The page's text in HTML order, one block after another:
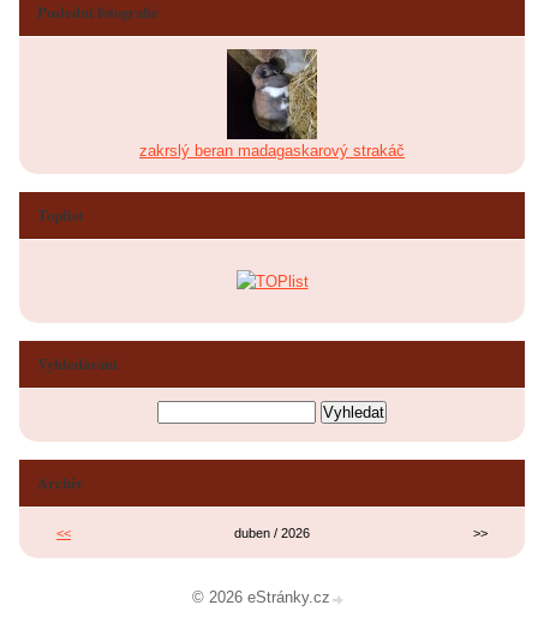
Poslední fotografie
zakrslý beran madagaskarový strakáč
Toplist
Vyhledávání
Archiv
<< duben / 2026 >>
© 2026 eStránky.cz